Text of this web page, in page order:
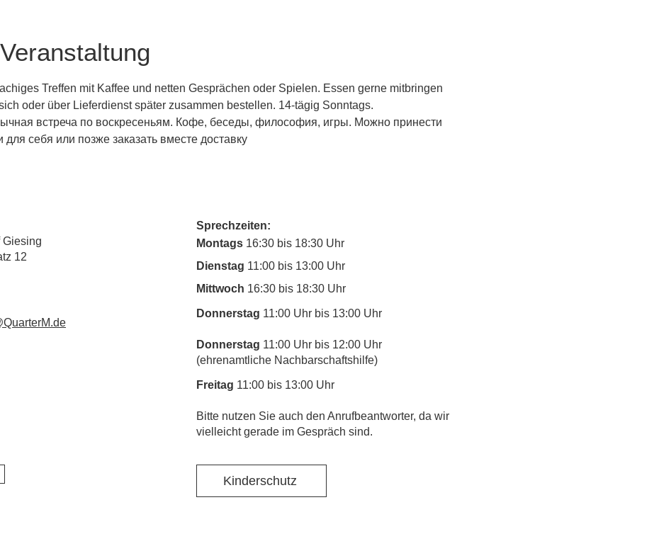
Treffen mit Kaffee und netten Gesprächen oder Spielen. Essen gerne mitbringen
oder über Lieferdienst später zusammen bestellen. 14-tägig Sonntags.
встреча по воскресеньям. Кофе, беседы, философия, игры. Можно принести
для себя или позже заказать вместе доставку
Giesing
12
Sprechzeiten:
Montags 16:30 bis 18:30 Uhr
Dienstag 11:00 bis 13:00 Uhr
Mittwoch 16:30 bis 18:30 Uhr
Donnerstag 11:00 Uhr bis 13:00 Uhr
Donnerstag 11:00 Uhr bis 12:00 Uhr
(ehrenamtliche Nachbarschaftshilfe)
Freitag 11:00 bis 13:00 Uhr
​Bitte nutzen Sie auch den Anrufbeantworter, da wir
vielleicht gerade im Gespräch sind.
Kinderschutz